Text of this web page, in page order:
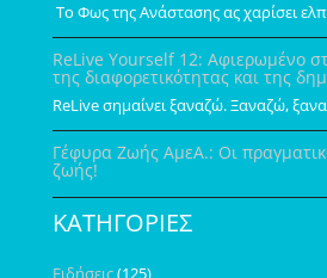
Το Φως της Ανάστασης ας χαρίσει
ReLive Yourself 12: Αφιερωμένο
της διαφορετικότητας και της
ReLive σημαίνει ξαναζώ. Ξαναζώ,
Γέφυρα Ζωής ΑμεΑ.: Οι
ζωής!
ΚΑΤΗΓΟΡΙΕΣ